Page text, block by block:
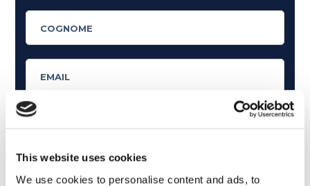
This website uses cookies
We use cookies to personalise content and ads, to